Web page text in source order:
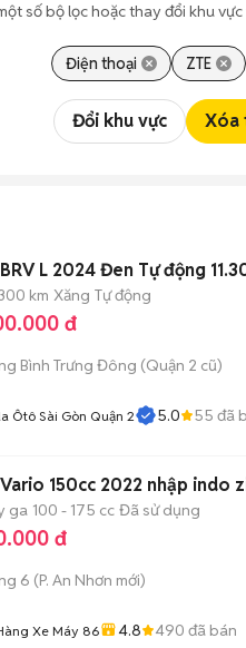
số bộ lọc hoặc thay đổi khu
Điện thoại ZTE
Đổi khu vực Xóa
L 2024 Đen Tự động
km Xăng Tự động
đ
Bình Trưng Đông (Quận 2 cũ)
Ôtô Sài Gòn Quận 2 5.0 55 đã
150cc 2022 nhập indo
ga 100 - 175 cc Đã sử dụng
đ
6 (P. An Nhơn mới)
Xe Máy 86 4.8 490 đã bán